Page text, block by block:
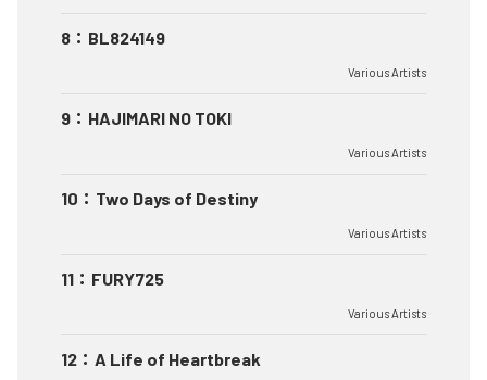
8 ： BL824149
Various Artists
9 ： HAJIMARI NO TOKI
Various Artists
10 ： Two Days of Destiny
Various Artists
11 ： FURY725
Various Artists
12 ： A Life of Heartbreak